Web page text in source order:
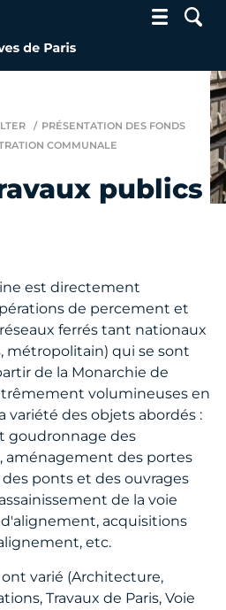
PRÉSENTATION DES FONDS
COMMUNALE
publics
est directement
de percement et
ferrés tant nationaux
métropolitain) qui se sont
de la Monarchie de
volumineuses en
variété des objets abordés :
goudronnage des
aménagement des portes
ponts et des ouvrages
de la voie
acquisitions
etc.
varié (Architecture,
Travaux de Paris, Voie